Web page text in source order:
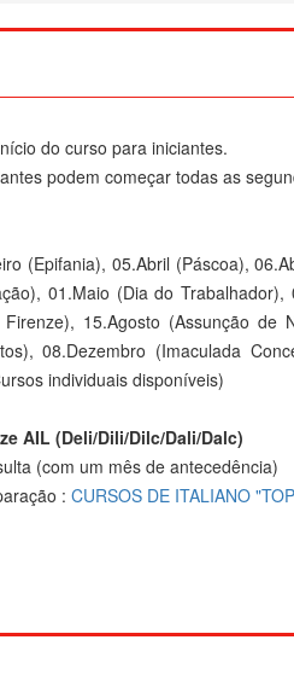
do curso para iniciantes.
podem começar todas as
(Epifania), 05.Abril (Páscoa),
01.Maio (Dia do
15.Agosto (Assunção de
08.Dezembro (Imaculada
individuais disponíveis)
AIL (Deli/Dili/Dilc/Dali/Dalc)
(com um mês de antecedência)
: CURSOS DE ITALIANO